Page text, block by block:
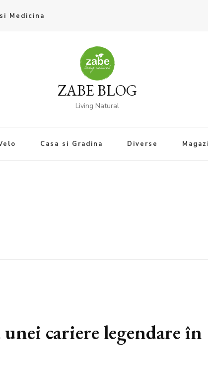
Medicina
ZABE BLOG
Living Natural
Casa si Gradina Diverse
cariere legendare în